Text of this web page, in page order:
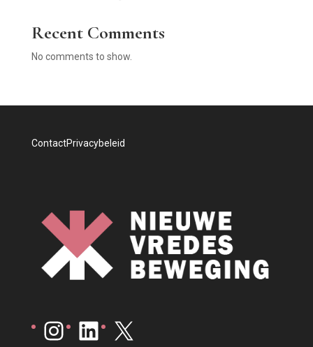
Recent Comments
No comments to show.
ContactPrivacybeleid
Instagram
LinkedIn
X